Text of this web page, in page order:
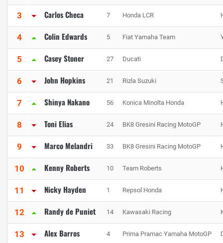
3 Carlos Checa 7 Honda LCR
4 Colin Edwards 5 Fiat Yamaha Team
5 Casey Stoner 27 Ducati
6 John Hopkins 21 Rizla Suzuki
7 Shinya Nakano 56 Konica Minolta Honda
8 Toni Elias 24 BK8 Gresini Racing MotoGP
9 Marco Melandri 33 BK8 Gresini Racing MotoGP
10 Kenny Roberts 10 Team Roberts
11 Nicky Hayden 1 Repsol Honda
12 Randy de Puniet 14 Kawasaki Racing
13 Alex Barros 4 Prima Pramac Yamaha MotoGP